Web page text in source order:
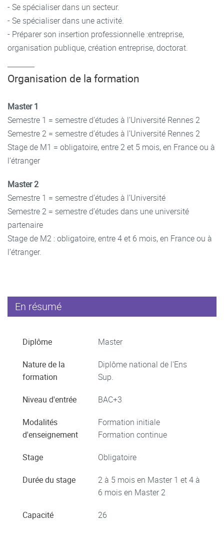
- Se spécialiser dans un secteur.
- Se spécialiser dans une activité.
- Préparer son insertion professionnelle :entreprise,
organisation publique, création entreprise, doctorat.
Organisation de la formation
Master 1
Semestre 1 = semestre d’études à l’Université Rennes 2
Semestre 2 = semestre d’études à l’Université Rennes 2
Stage de M1 = obligatoire, entre 2 et 5 mois, en France ou à
l’étranger
Master 2
Semestre 1 = semestre d’études à l’Université
Semestre 2 = semestre d’études dans une université
partenaire
Stage de M2 : obligatoire, entre 4 et 6 mois, en France ou à
l’étranger.
En résumé
Diplôme Master
Nature de la
formation
Diplôme national de l'Ens
Sup.
Niveau d'entrée BAC+3
Modalités
d'enseignement
Formation initiale
Formation continue
Stage Obligatoire
Durée du stage
2 à 5 mois en Master 1 et 4 à
6 mois en Master 2
Capacité 26